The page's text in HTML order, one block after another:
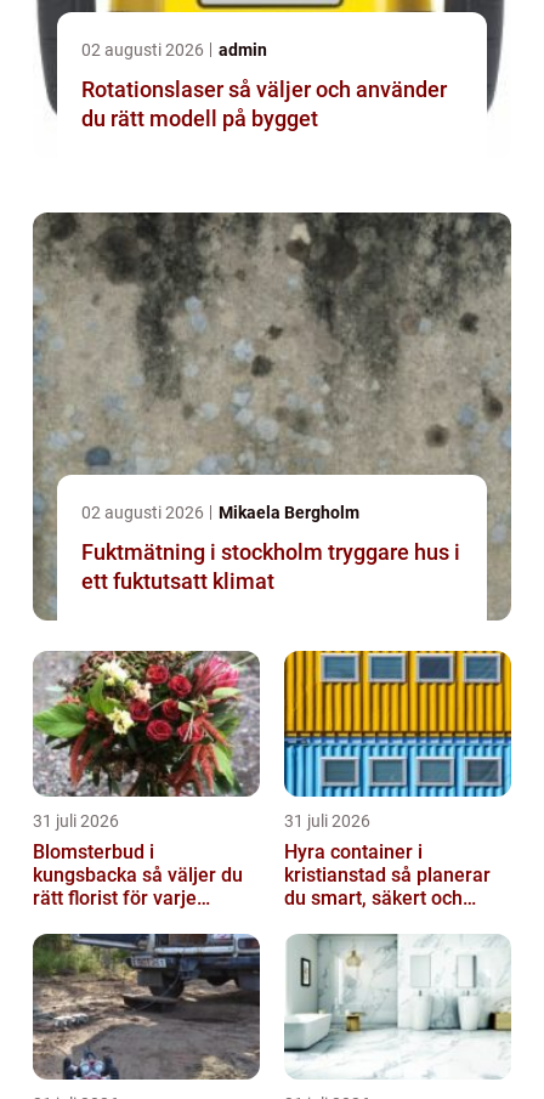
02 augusti 2026 admin
Rotationslaser så väljer och använder
du rätt modell på bygget
02 augusti 2026 Mikaela Bergholm
Fuktmätning i stockholm tryggare hus i
ett fuktutsatt klimat
31 juli 2026
Blomsterbud i
kungsbacka så väljer du
rätt florist för varje
31 juli 2026
Hyra container i
kristianstad så planerar
du smart, säkert och